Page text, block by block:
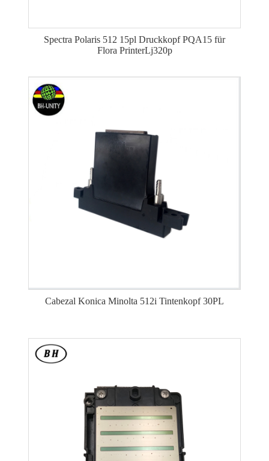
Spectra Polaris 512 15pl Druckkopf PQA15 für
Flora PrinterLj320p
Cabezal Konica Minolta 512i Tintenkopf 30PL